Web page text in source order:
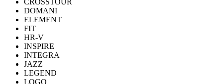
CROSSTOUR
DOMANI
ELEMENT
FIT
HR-V
INSPIRE
INTEGRA
JAZZ
LEGEND
LOGO